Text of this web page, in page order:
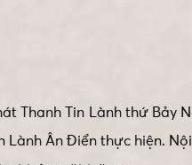
Thanh Tin Lành thứ Bảy
Lành Ân Điển thực hiện.